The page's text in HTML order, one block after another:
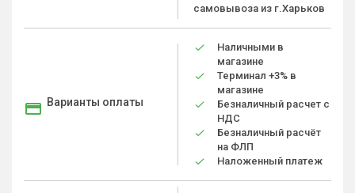
самовывоза из г.Харьков
Варианты оплаты
Наличными в
магазине
Терминал +3% в
магазине
Безналичный расчет с
НДС
Безналичный расчёт
на ФЛП
Наложенный платеж